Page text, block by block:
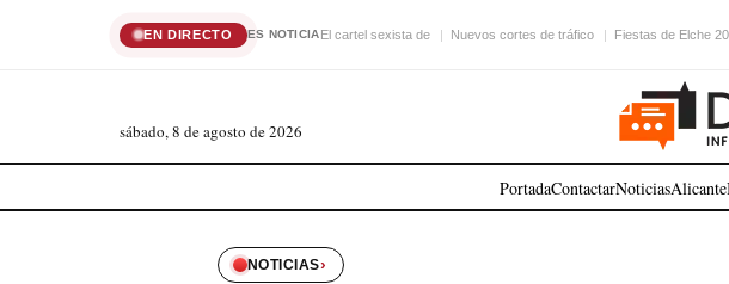
EN DIRECTO ES NOTICIAEl cartel sexista de Nuevos cortes de tráfico Fiestas de Elche
sábado, 8 de agosto de 2026
PortadaContactarNoticiasAlicante
NOTICIAS›